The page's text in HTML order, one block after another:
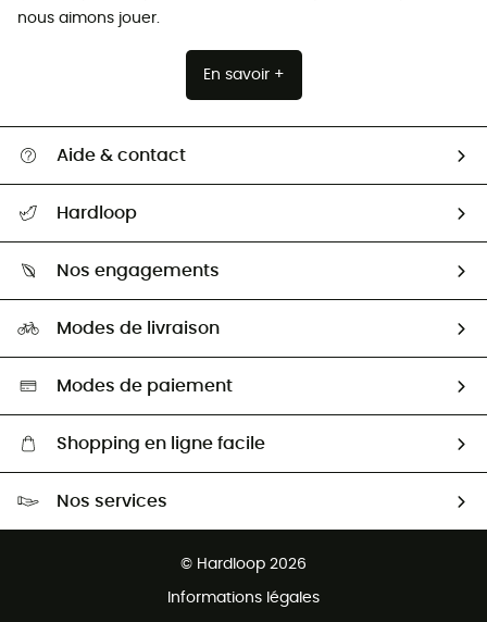
nous aimons jouer.
En savoir +
Aide & contact
Guide des tailles
Seconde Main
Aide & Contact
Hardloop
HardGuides
Nos engagements
Sélection éco-responsable
Modes de livraison
Modes de paiement
Shopping en ligne facile
Nos services
© Hardloop 2026
Informations légales